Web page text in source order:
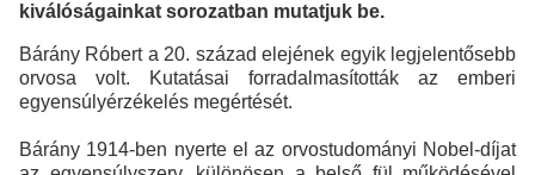
kiválóságainkat sorozatban mutatjuk be.
Bárány Róbert a 20. század elejének egyik legjelentősebb
orvosa volt. Kutatásai forradalmasították az emberi
egyensúlyérzékelés megértését.
Bárány 1914-ben nyerte el az orvostudományi Nobel-díjat